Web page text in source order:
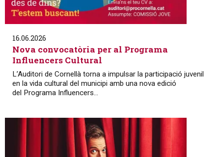
16.06.2026
Nova convocatòria per al Programa
Influencers Cultural
L’Auditori de Cornellà torna a impulsar la participació juvenil
en la vida cultural del municipi amb una nova edició
del Programa Influencers...